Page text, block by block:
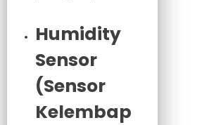
Humidity
Sensor
(Sensor
Kelembap